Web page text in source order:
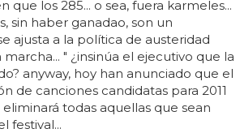
los 285... o sea, fuera karmeles...
sin haber ganadao, son un
ajusta a la política de austeridad
" ¿insinúa el ejecutivo que la
anyway, hoy han anunciado que el
de canciones candidatas para 2011
todas aquellas que sean
festival...